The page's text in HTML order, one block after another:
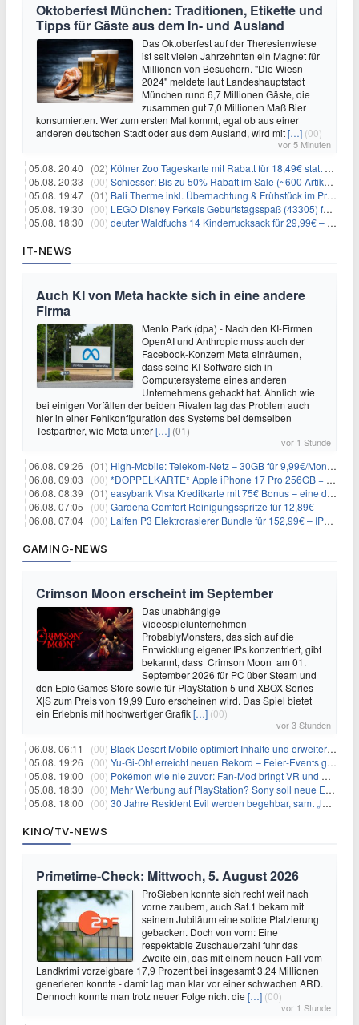
Oktoberfest München: Traditionen, Etikette und
Tipps für Gäste aus dem In- und Ausland
Das Oktoberfest auf der Theresienwiese
ist seit vielen Jahrzehnten ein Magnet für
Millionen von Besuchern. "Die Wiesn
2024" meldete laut Landeshauptstadt
München rund 6,7 Millionen Gäste, die
zusammen gut 7,0 Millionen Maß Bier
konsumierten. Wer zum ersten Mal kommt, egal ob aus einer
anderen deutschen Stadt oder aus dem Ausland, wird mit[…] (00)
vor 5 Minuten
05.08. 20:40 | (02) Kölner Zoo Tageskarte mit Rabatt für 18,49€ statt 29,50€ – einlösbar bis Dezember
05.08. 20:33 | (00) Schiesser: Bis zu 50% Rabatt im Sale (~600 Artikel zur Auswahl)
05.08. 19:47 | (01) Bali Therme inkl. Übernachtung & Frühstück im Premium Hotel (Bad Oeynhausen) ab 89€ p.P.
05.08. 19:30 | (00) LEGO Disney Ferkels Geburtstagsspaß (43305) für 29,10€
05.08. 18:30 | (00) deuter Waldfuchs 14 Kinderrucksack für 29,99€ – Amber-maple
IT-NEWS
Auch KI von Meta hackte sich in eine andere
Firma
Menlo Park (dpa) - Nach den KI-Firmen
OpenAI und Anthropic muss auch der
Facebook-Konzern Meta einräumen,
dass seine KI-Software sich in
Computersysteme eines anderen
Unternehmens gehackt hat. Ähnlich wie
bei einigen Vorfällen der beiden Rivalen lag das Problem auch
hier in einer Fehlkonfiguration des Systems bei demselben
Testpartner, wie Meta unter[…] (01)
vor 1 Stunde
06.08. 09:26 | (01) High-Mobile: Telekom-Netz – 30GB für 9,99€/Monat / 80GB für 12,49€/Monat / 100GB für 19,99€/Monat (auch mtl. kündbar)
06.08. 09:03 | (00) *DOPPELKARTE* Apple iPhone 17 Pro 256GB + 80€ Online Bonus + 50GB 5G + Alles-Flat im Telekom-Netz für 44,94€/Monat – eff. 4,40€/Monat
06.08. 08:39 | (01) easybank Visa Kreditkarte mit 75€ Bonus – eine der besten Kreditkarten
06.08. 07:05 | (00) Gardena Comfort Reinigungsspritze für 12,89€
06.08. 07:04 | (00) Laifen P3 Elektrorasierer Bundle für 152,99€ – IPX7, 2×12.000 Schnitte/min, USB-C, 0,055mm Scherfolie
GAMING-NEWS
Crimson Moon erscheint im September
Das unabhängige
Videospielunternehmen
ProbablyMonsters, das sich auf die
Entwicklung eigener IPs konzentriert, gibt
bekannt, dass Crimson Moon am 01.
September 2026 für PC über Steam und
den Epic Games Store sowie für PlayStation 5 und XBOX Series
X|S zum Preis von 19,99 Euro erscheinen wird. Das Spiel bietet
ein Erlebnis mit hochwertiger Grafik[…] (00)
vor 3 Stunden
06.08. 06:11 | (00) Black Desert Mobile optimiert Inhalte und erweitert Treasure Access
05.08. 19:26 | (00) Yu‑Gi‑Oh! erreicht neuen Rekord – Feier‑Events gestartet
05.08. 19:00 | (00) Pokémon wie nie zuvor: Fan-Mod bringt VR und Ego-Perspektive nach Kanto
05.08. 18:30 | (00) Mehr Werbung auf PlayStation? Sony soll neue Einnahmequellen prüfen
05.08. 18:00 | (00) 30 Jahre Resident Evil werden begehbar, samt „lebensgroßem Leon“
KINO/TV-NEWS
Primetime-Check: Mittwoch, 5. August 2026
ProSieben konnte sich recht weit nach
vorne zaubern, auch Sat.1 bekam mit
seinem Jubiläum eine solide Platzierung
gebacken. Doch von vorn: Eine
respektable Zuschauerzahl fuhr das
Zweite ein, das mit einem neuen Fall vom
Landkrimi vorzeigbare 17,9 Prozent bei insgesamt 3,24 Millionen
generieren konnte - damit lag man klar vor einer schwachen ARD.
Dennoch konnte man trotz neuer Folge nicht die […] (00)
vor 1 Stunde